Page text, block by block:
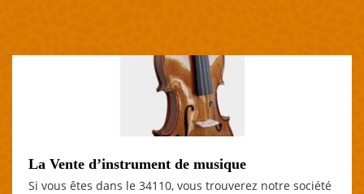
La Vente d’instrument de musique
Si vous êtes dans le 34110, vous trouverez notre société